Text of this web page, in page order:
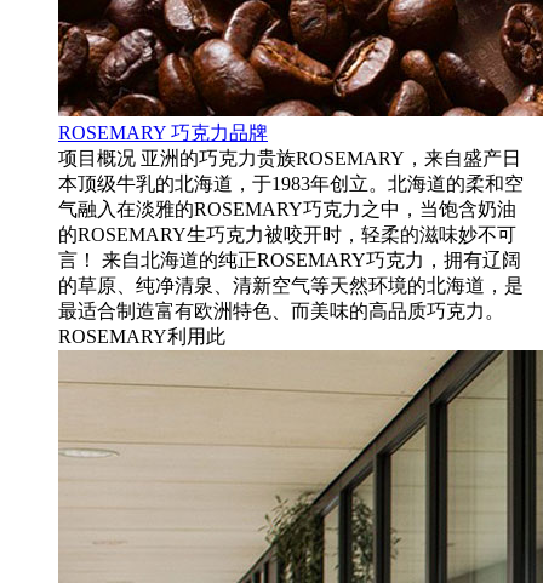
ROSEMARY 巧克力品牌
项目概况 亚洲的巧克力贵族ROSEMARY，来自盛产日
本顶级牛乳的北海道，于1983年创立。北海道的柔和空
气融入在淡雅的ROSEMARY巧克力之中，当饱含奶油
的ROSEMARY生巧克力被咬开时，轻柔的滋味妙不可
言！ 来自北海道的纯正ROSEMARY巧克力，拥有辽阔
的草原、纯净清泉、清新空气等天然环境的北海道，是
最适合制造富有欧洲特色、而美味的高品质巧克力。
ROSEMARY利用此